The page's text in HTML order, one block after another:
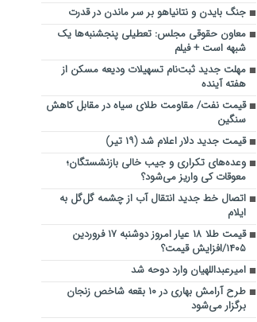
جنگ بایدن و نتانیاهو بر سر ماندن در قدرت
معاون حقوقی مجلس: تعطیلی پنجشنبه‌ها یک
شبهه است + فیلم
مهلت جدید ثبت‌نام تسهیلات ودیعه مسکن از
هفته آینده
قیمت نفت/ مقاومت طلای سیاه در مقابل کاهش
سنگین
قیمت جدید دلار اعلام شد (۱۹ تیر)
وعده‌های تکراری و جیب خالی بازنشستگان؛
معوقات کی واریز می‌شود؟
اتصال خط جدید انتقال آب از چشمه گل‌گل به
ایلام
قیمت طلا ۱۸ عیار امروز دوشنبه ۱۷ فروردین
۱۴۰۵/افزایش قیمت؟
امیرعبداللهیان وارد دوحه شد
طرح آرامش بهاری در ۱۰ بقعه شاخص زنجان
برگزار می‌شود